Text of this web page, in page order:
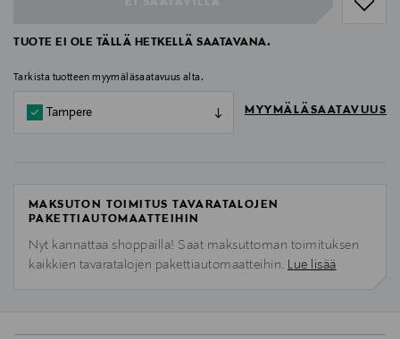
TUOTE EI OLE TÄLLÄ HETKELLÄ SAATAVANA.
Tarkista tuotteen myymäläsaatavuus alta.
Tampere MYYMÄLÄSAATAVUUS
MAKSUTON TOIMITUS TAVARATALOJEN
PAKETTIAUTOMAATTEIHIN
Nyt kannattaa shoppailla! Saat maksuttoman toimituksen
kaikkien tavaratalojen pakettiautomaatteihin. Lue lisää